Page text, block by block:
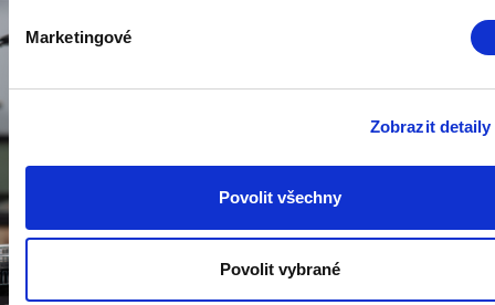
Marketingové
Zobrazit detaily
Povolit všechny
Povolit vybrané